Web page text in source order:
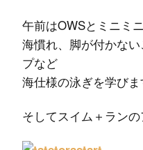
午前はOWSとミニミ
海慣れ、脚が付かな
プなど
海仕様の泳ぎを学びま
そしてスイム＋ランの